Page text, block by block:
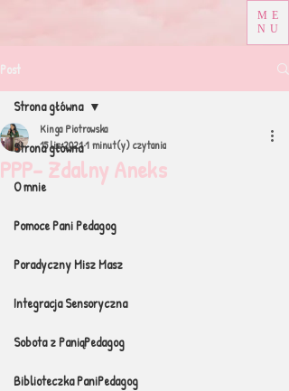
ME
NU
Post
Strona główna
O mnie
Pomoce Pani Pedagog
Poradyczny Misz Masz
Integracja Sensoryczna
Sobota z PaniąPedagog
Biblioteczka PaniPedagog
Strona główna
PPP- Zdalny Aneks
Kinga Piotrowska
15 lis 20211 minut(y) czytania